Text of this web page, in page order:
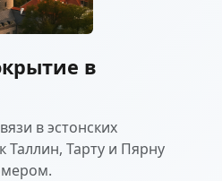
в
в эстонских
Таллин, Тарту и Пярну